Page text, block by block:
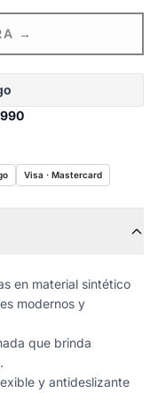
→
Visa · Mastercard
en material sintético
modernos y
que brinda
y antideslizante